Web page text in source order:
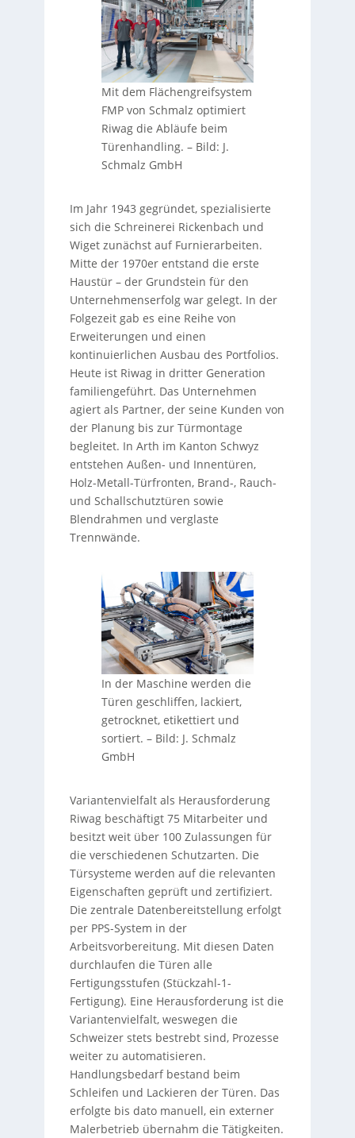
Mit dem Flächengreifsystem
FMP von Schmalz optimiert
Riwag die Abläufe beim
Türenhandling. – Bild: J.
Schmalz GmbH
Im Jahr 1943 gegründet, spezialisierte
sich die Schreinerei Rickenbach und
Wiget zunächst auf Furnierarbeiten.
Mitte der 1970er entstand die erste
Haustür – der Grundstein für den
Unternehmenserfolg war gelegt. In der
Folgezeit gab es eine Reihe von
Erweiterungen und einen
kontinuierlichen Ausbau des Portfolios.
Heute ist Riwag in dritter Generation
familiengeführt. Das Unternehmen
agiert als Partner, der seine Kunden von
der Planung bis zur Türmontage
begleitet. In Arth im Kanton Schwyz
entstehen Außen- und Innentüren,
Holz-Metall-Türfronten, Brand-, Rauch-
und Schallschutztüren sowie
Blendrahmen und verglaste
Trennwände.
In der Maschine werden die
Türen geschliffen, lackiert,
getrocknet, etikettiert und
sortiert. – Bild: J. Schmalz
GmbH
Variantenvielfalt als Herausforderung
Riwag beschäftigt 75 Mitarbeiter und
besitzt weit über 100 Zulassungen für
die verschiedenen Schutzarten. Die
Türsysteme werden auf die relevanten
Eigenschaften geprüft und zertifiziert.
Die zentrale Datenbereitstellung erfolgt
per PPS-System in der
Arbeitsvorbereitung. Mit diesen Daten
durchlaufen die Türen alle
Fertigungsstufen (Stückzahl-1-
Fertigung). Eine Herausforderung ist die
Variantenvielfalt, weswegen die
Schweizer stets bestrebt sind, Prozesse
weiter zu automatisieren.
Handlungsbedarf bestand beim
Schleifen und Lackieren der Türen. Das
erfolgte bis dato manuell, ein externer
Malerbetrieb übernahm die Tätigkeiten.